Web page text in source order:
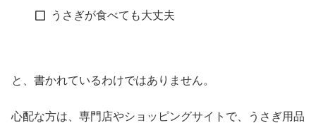
うさぎが食べても大丈夫
と、書かれているわけではありません。
心配な方は、専門店やショッピングサイトで、うさぎ用品